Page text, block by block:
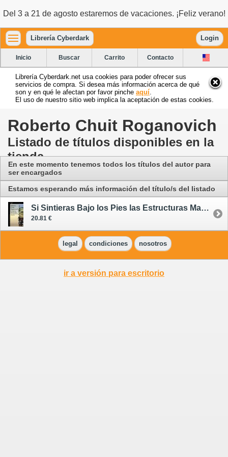
Del 3 a 21 de agosto estaremos de vacaciones. ¡Feliz verano!
Librería Cyberdark Login
Inicio Buscar Carrito Contacto
Librería Cyberdark.net usa cookies para poder ofrecer sus
servicios de compra. Si desea más información acerca de qué
son y en qué le afectan por favor pinche aquí
El uso de nuestro sitio web implica la aceptación de estas cookies.
Roberto Chuit Roganovich
Listado de títulos disponibles en la
tienda
En este momento tenemos todos los títulos del autor para
ser encargados
Estamos esperando más información del título/s del listado
Si Sintieras Bajo los Pies las Estructuras Mayores
20.81 €
legal condiciones nosotros
ir a versión para escritorio